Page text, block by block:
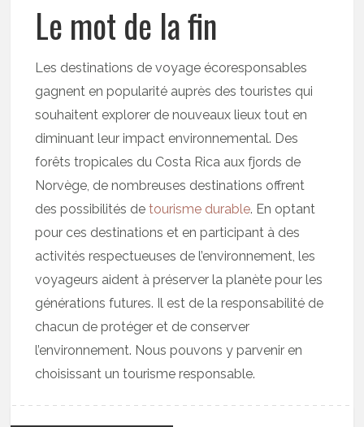
Le mot de la fin
Les destinations de voyage écoresponsables
gagnent en popularité auprès des touristes qui
souhaitent explorer de nouveaux lieux tout en
diminuant leur impact environnemental. Des
forêts tropicales du Costa Rica aux fjords de
Norvège, de nombreuses destinations offrent
des possibilités detourisme durable. En optant
pour ces destinations et en participant à des
activités respectueuses de l’environnement, les
voyageurs aident à préserver la planète pour les
générations futures. Il est de la responsabilité de
chacun de protéger et de conserver
l’environnement. Nous pouvons y parvenir en
choisissant un tourisme responsable.